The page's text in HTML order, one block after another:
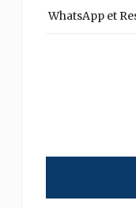
WhatsApp et